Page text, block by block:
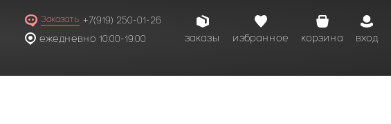
Заказать +7(919) 250-01-26
ежедневно 10:00-19:00
вход
корзина
избранное
заказы